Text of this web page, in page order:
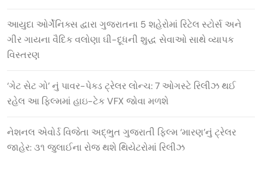
આયુદા ઓર્ગેનિક્સ દ્વારા ગુજરાતના 5 શહેરોમાં રિટેલ સ્ટોર્સ અને
ગીર ગાયના વૈદિક વલોણા ઘી-દૂધની શુદ્ધ સેવાઓ સાથે વ્યાપક
વિસ્તરણ
‘ગેટ સેટ ગો’ નું પાવર-પેક્ડ ટ્રેલર લોન્ચ: 7 ઓગસ્ટે રિલીઝ થઈ
રહેલ આ ફિલ્મમાં હાઇ-ટેક VFX જોવા મળશે
નેશનલ એવોર્ડ વિજેતા અદ્ભુત ગુજરાતી ફિલ્મ ‘મારણ’નું ટ્રેલર
જાહેર: ૩૧ જુલાઈના રોજ થશે થિયેટરોમાં રિલીઝ